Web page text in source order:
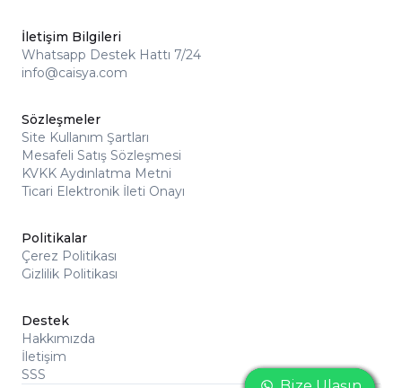
İletişim Bilgileri
Whatsapp Destek Hattı 7/24
info@caisya.com
Sözleşmeler
Site Kullanım Şartları
Mesafeli Satış Sözleşmesi
KVKK Aydınlatma Metni
Ticari Elektronik İleti Onayı
Politikalar
Çerez Politikası
Gizlilik Politikası
Destek
Hakkımızda
İletişim
SSS